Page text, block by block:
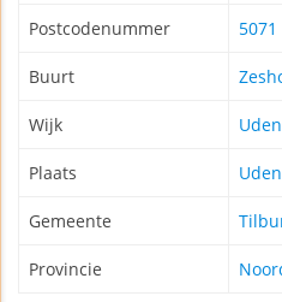
Postcodenummer 5071
Buurt
Wijk
Plaats
Gemeente
Provincie